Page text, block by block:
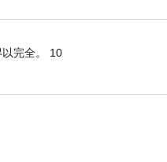
價從沒回落過，我們
完全。 10